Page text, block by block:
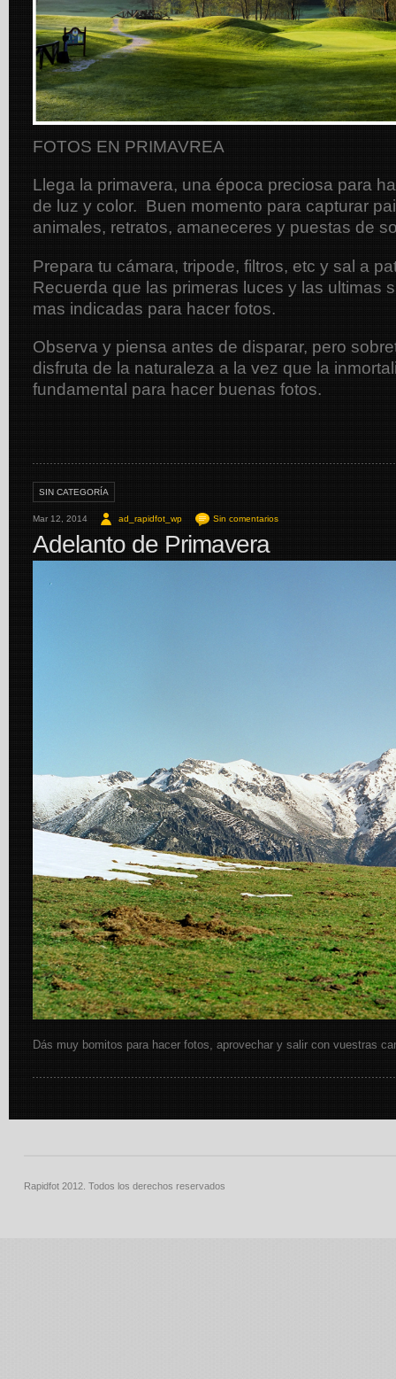
FOTOS EN PRIMAVREA
Llega la primavera, una época preciosa para
de luz y color. Buen momento para capturar
animales, retratos, amaneceres y puestas de
Prepara tu cámara, tripode, filtros, etc y sal a
Recuerda que las primeras luces y las ultimas
mas indicadas para hacer fotos.
Observa y piensa antes de disparar, pero
disfruta de la naturaleza a la vez que la
fundamental para hacer buenas fotos.
SIN CATEGORÍA
Mar 12, 2014 ad_rapidfot_wp Sin comentarios
Adelanto de Primavera
Dás muy bomitos para hacer fotos, aprovechar y salir con vuestras
Rapidfot 2012. Todos los derechos reservados